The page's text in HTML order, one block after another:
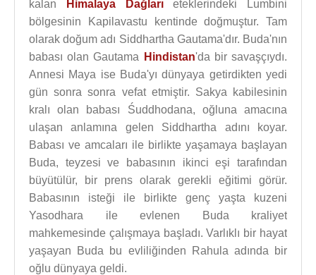
kalan
Himalaya Dağlarıeteklerindeki Lumbini
bölgesinin Kapilavastu kentinde doğmuştur. Tam
olarak doğum adı Siddhartha Gautama'dır. Buda'nın
babası olan Gautama
Hindistan'da bir savaşçıydı.
Annesi Maya ise Buda'yı dünyaya getirdikten yedi
gün sonra sonra vefat etmiştir. Sakya kabilesinin
kralı olan babası Śuddhodana, oğluna amacına
ulaşan anlamına gelen Siddhartha adını koyar.
Babası ve amcaları ile birlikte yaşamaya başlayan
Buda, teyzesi ve babasının ikinci eşi tarafından
büyütülür, bir prens olarak gerekli eğitimi görür.
Babasının isteği ile birlikte genç yaşta kuzeni
Yasodhara ile evlenen Buda kraliyet
mahkemesinde çalışmaya başladı. Varlıklı bir hayat
yaşayan Buda bu evliliğinden Rahula adında bir
oğlu dünyaya geldi.